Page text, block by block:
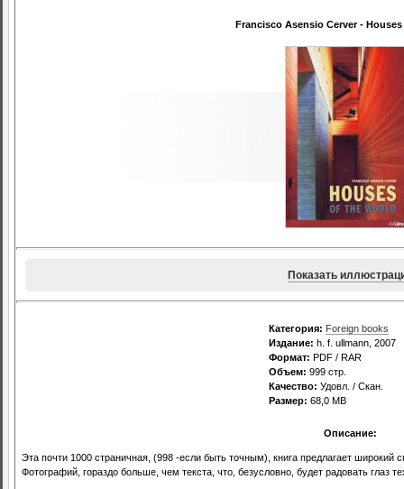
Francisco Asensio Cerver -
Показать
Категория: Foreign books
Издание: h. f. ullmann, 2007
Формат: PDF / RAR
Объем: 999 стр.
Качество: Удовл. / Скан.
Размер: 68,0 МВ
Описание:
Эта почти 1000 страничная, (998 -если быть точным), книга предлагает широкий
Фотографий, гораздо больше, чем текста, что, безусловно, будет радовать глаз